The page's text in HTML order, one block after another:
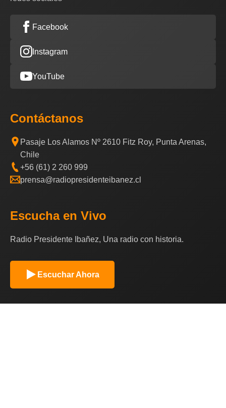
Facebook
Instagram
YouTube
Contáctanos
Pasaje Los Alamos Nº 2610 Fitz Roy, Punta Arenas,
Chile
+56 (61) 2 260 999
prensa@radiopresidenteibanez.cl
Escucha en Vivo
Radio Presidente Ibañez, Una radio con historia.
Escuchar Ahora